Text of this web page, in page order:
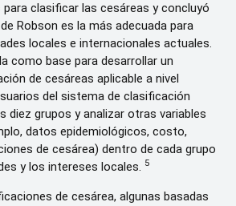
clasificar las cesáreas y concluyó
Robson es la más adecuada para
locales e internacionales actuales.
como base para desarrollar un
de cesáreas aplicable a nivel
del sistema de clasificación
diez grupos y analizar otras variables
datos epidemiológicos, costo,
de cesárea) dentro de cada grupo
y los intereses locales. 5
de cesárea, algunas basadas